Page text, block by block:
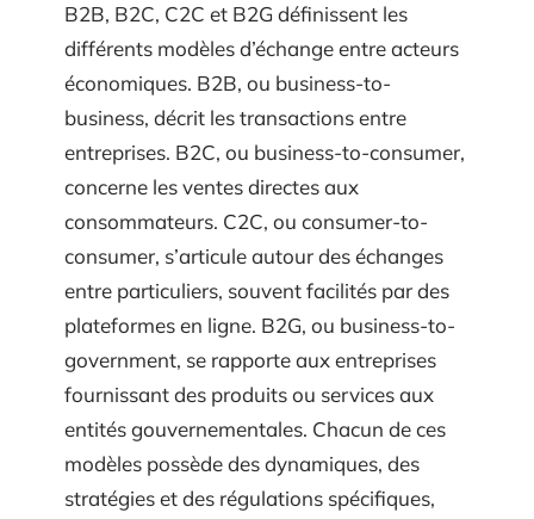
B2B, B2C, C2C et B2G définissent les
différents modèles d’échange entre acteurs
économiques. B2B, ou business-to-
business, décrit les transactions entre
entreprises. B2C, ou business-to-consumer,
concerne les ventes directes aux
consommateurs. C2C, ou consumer-to-
consumer, s’articule autour des échanges
entre particuliers, souvent facilités par des
plateformes en ligne. B2G, ou business-to-
government, se rapporte aux entreprises
fournissant des produits ou services aux
entités gouvernementales. Chacun de ces
modèles possède des dynamiques, des
stratégies et des régulations spécifiques,